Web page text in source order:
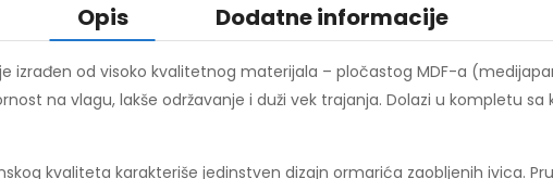
Opis Dodatne informacije
izrađen od visoko kvalitetnog materijala – pločastog MDF-a
na vlagu, lakše održavanje i duži vek trajanja. Dolazi u kompletu
kvaliteta karakteriše jedinstven dizajn ormarića zaobljenih ivica.